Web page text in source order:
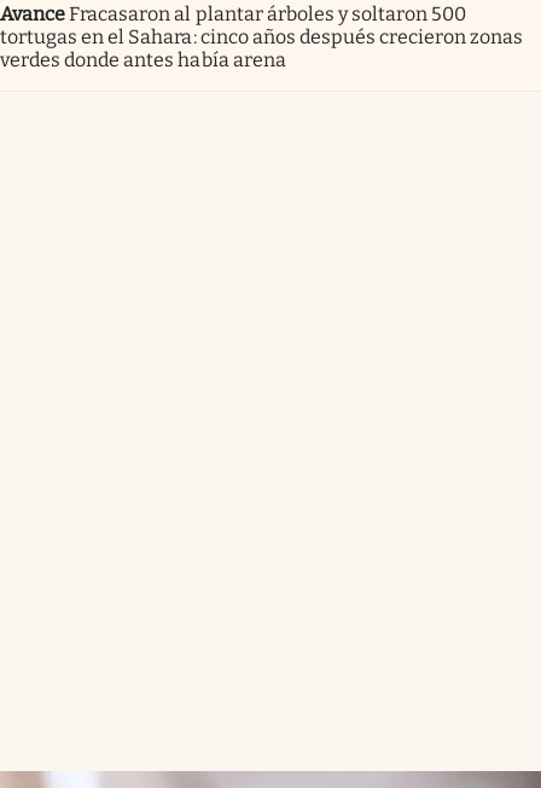
AvanceFracasaron al plantar árboles y soltaron 500
tortugas en el Sahara: cinco años después crecieron zonas
verdes donde antes había arena